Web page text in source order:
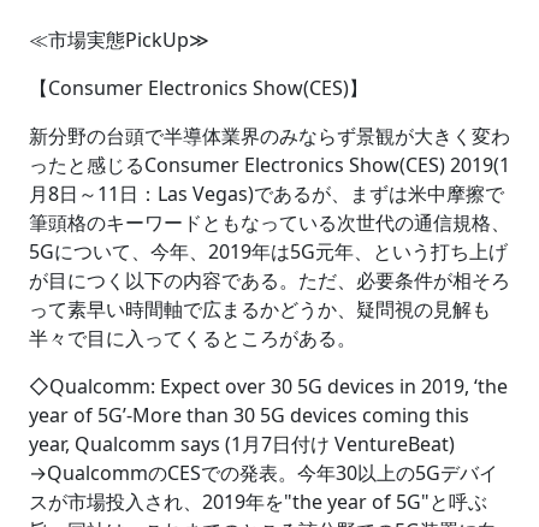
≪市場実態PickUp≫
【Consumer Electronics Show(CES)】
新分野の台頭で半導体業界のみならず景観が大きく変わ
ったと感じるConsumer Electronics Show(CES) 2019(1
月8日～11日：Las Vegas)であるが、まずは米中摩擦で
筆頭格のキーワードともなっている次世代の通信規格、
5Gについて、今年、2019年は5G元年、という打ち上げ
が目につく以下の内容である。ただ、必要条件が相そろ
って素早い時間軸で広まるかどうか、疑問視の見解も
半々で目に入ってくるところがある。
◇Qualcomm: Expect over 30 5G devices in 2019, ‘the
year of 5G’-More than 30 5G devices coming this
year, Qualcomm says (1月7日付け VentureBeat)
→QualcommのCESでの発表。今年30以上の5Gデバイ
スが市場投入され、2019年を"the year of 5G"と呼ぶ